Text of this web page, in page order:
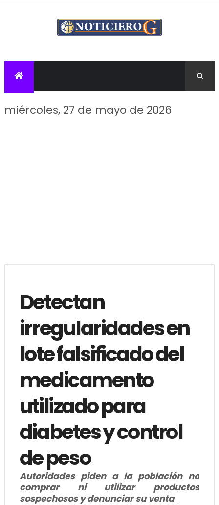
miércoles, 27 de mayo de 2026
Detectan
irregularidades en
lote falsificado del
medicamento
utilizado para
diabetes y control
de peso
Autoridades piden a la población no
comprar ni utilizar productos
sospechosos y denunciar su venta